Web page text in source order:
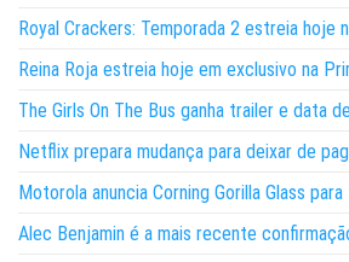
Royal Crackers: Temporada 2 estreia hoje
Reina Roja estreia hoje em exclusivo na
The Girls On The Bus ganha trailer e data
Netflix prepara mudança para deixar de
Motorola anuncia Corning Gorilla Glass
Alec Benjamin é a mais recente